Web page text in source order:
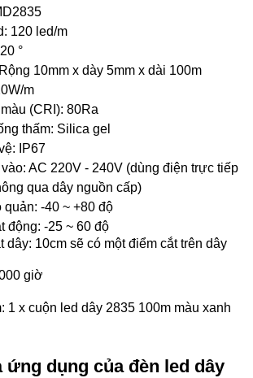
120 led/m
°
10mm x dày 5mm x dài 100m
m
(CRI): 80Ra
thấm: Silica gel
IP67
AC 220V - 240V (dùng điện trực tiếp
qua dây nguồn cấp)
quản: -40 ~ +80 độ
động: -25 ~ 60 độ
dây: 10cm sẽ có một điểm cắt trên dây
giờ
1 x cuộn led dây 2835 100m màu xanh
ứng dụng của đèn led dây